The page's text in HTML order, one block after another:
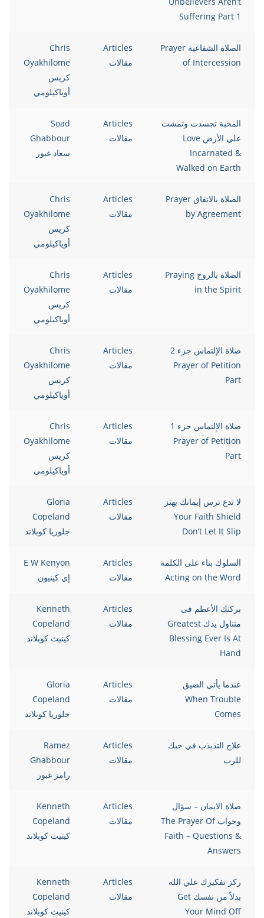
Suffering Part 1
الصلاة الشفاعية Prayer
of Intercession
Articles
مقالات
Chris
Oyakhilome
كريس
أوياكيلومي
المحبة تجسدت وتمشت
علي الأرض Love
Incarnated &
Walked on Earth
Articles
مقالات
Soad
Ghabbour
سعاد غبور
الصلاة بالاتفاق Prayer
by Agreement
Articles
مقالات
Chris
Oyakhilome
كريس
أوياكيلومي
الصلاة بالروح Praying
in the Spirit
Articles
مقالات
Chris
Oyakhilome
كريس
أوياكيلومي
صلاة الإلتماس جزء 2
Prayer of Petition
Part
Articles
مقالات
Chris
Oyakhilome
كريس
أوياكيلومي
صلاة الإلتماس جزء 1
Prayer of Petition
Part
Articles
مقالات
Chris
Oyakhilome
كريس
أوياكيلومي
لا تدع ترس إيمانك يهتز
Your Faith Shield
Don’t Let It Slip
Articles
مقالات
Gloria
Copeland
جلوريا كوبلاند
السلوك بناء على الكلمة
Acting on the Word
Articles
مقالات
E W Kenyon
إي كينيون
بركتك الأعظم فى
متناول يدك Greatest
Blessing Ever Is At
Hand
Articles
مقالات
Kenneth
Copeland
كينيث كوبلاند
عندما يأتي الضيق
When Trouble
Comes
Articles
مقالات
Gloria
Copeland
جلوريا كوبلاند
علاج التذبذب في حبك
للرب
Articles
مقالات
Ramez
Ghabbour
رامز غبور
صلاة الايمان – سؤال
وجواب The Prayer Of
Faith – Questions &
Answers
Articles
مقالات
Kenneth
Copeland
كينيث كوبلاند
ركز تفكيرك علي الله
بدلاً من نفسك Get
Your Mind Off
Articles
مقالات
Kenneth
Copeland
كينيث كوبلاند